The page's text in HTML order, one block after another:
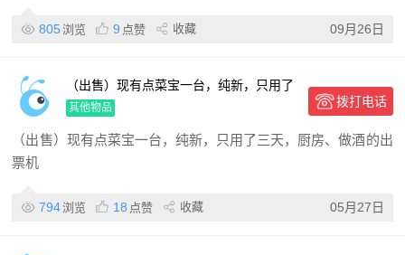
805 浏览 9 点赞 收藏 09月26日
（出售）现有点菜宝一台，纯新，只用了
三天，厨房、做酒的出票机各一台，并且
带4台小手机，25万就出售，
其他物品 拨打电话
（出售）现有点菜宝一台，纯新，只用了三天，厨房、做酒的出
票机
794浏览 18 点赞 收藏 05月27日